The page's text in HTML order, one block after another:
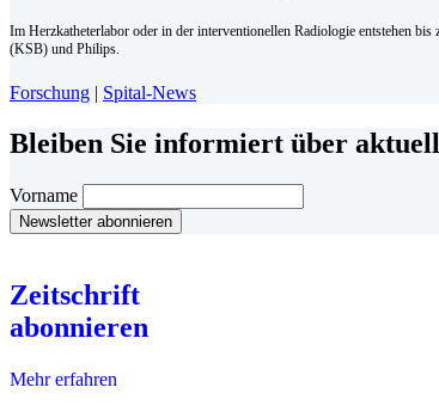
Im Herzkatheterlabor oder in der interventionellen Radiologie entstehen
(KSB) und Philips.
Forschung | Spital-News
Bleiben Sie informiert über
Vorname
Zeitschrift
abonnieren
Mehr erfahren